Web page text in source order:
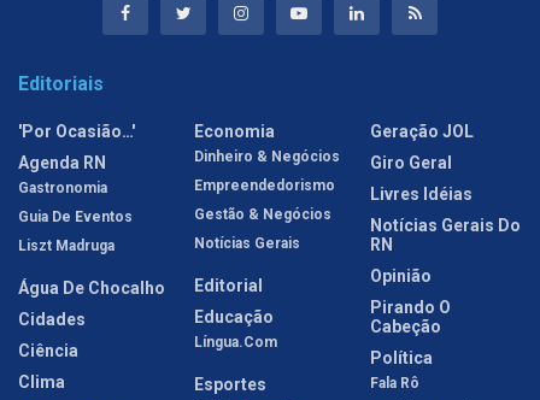
Editoriais
'Por Ocasião…'
Agenda RN
Gastronomia
Guia De Eventos
Liszt Madruga
Água De Chocalho
Cidades
Ciência
Clima
Economia
Dinheiro & Negócios
Empreendedorismo
Gestão & Negócios
Notícias Gerais
Editorial
Educação
Língua.com
Esportes
Geração JOL
Giro Geral
Livres Idéias
Notícias Gerais Do
RN
Opinião
Pirando O
Cabeção
Política
Fala Rô